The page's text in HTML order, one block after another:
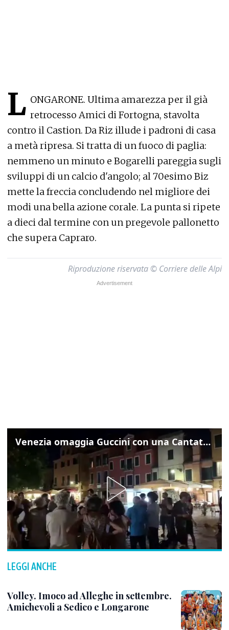
L ONGARONE. Ultima amarezza per il già
retrocesso Amici di Fortogna, stavolta
contro il Castion. Da Riz illude i padroni di casa
a metà ripresa. Si tratta di un fuoco di paglia:
nemmeno un minuto e Bogarelli pareggia sugli
sviluppi di un calcio d'angolo; al 70esimo Biz
mette la freccia concludendo nel migliore dei
modi una bella azione corale. La punta si ripete
a dieci dal termine con un pregevole pallonetto
che supera Capraro.
Riproduzione riservata © Corriere delle Alpi
Venezia omaggia Guccini con una Cantata Anarchica in campo Santa Margherita
LEGGI ANCHE
Volley. Imoco ad Alleghe in settembre.
Amichevoli a Sedico e Longarone